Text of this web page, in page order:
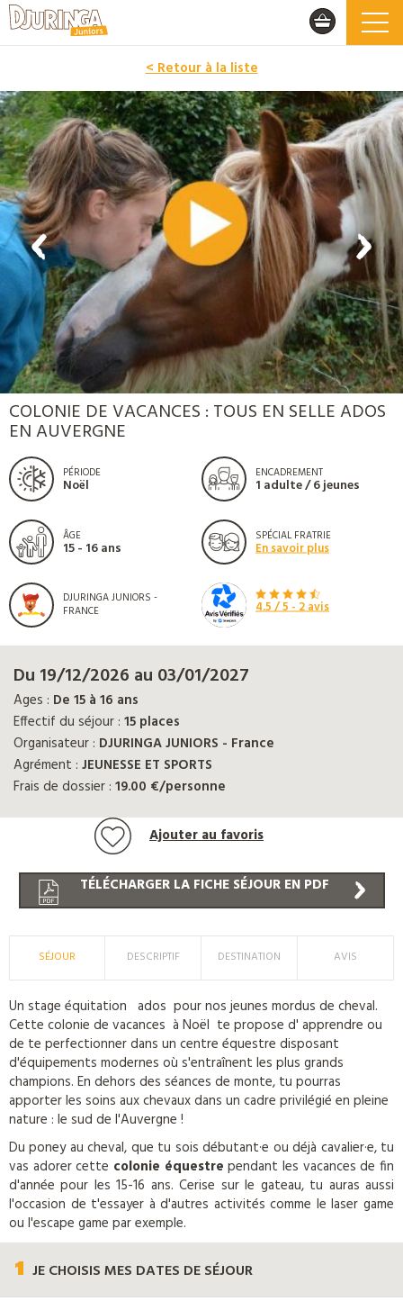
< Retour à la liste
PROMO
COLONIE DE VACANCES : TOUS EN SELLE ADOS
EN AUVERGNE
PÉRIODE
Noël
ENCADREMENT
1 adulte / 6 jeunes
ÂGE
15 - 16 ans
SPÉCIAL FRATRIE
En savoir plus
DJURINGA JUNIORS -
FRANCE
4.5/ 5 -2avis
Du 19/12/2026 au 03/01/2027
Ages : De 15 à 16 ans
Effectif du séjour : 15 places
Organisateur : DJURINGA JUNIORS - France
Agrément : JEUNESSE ET SPORTS
Frais de dossier : 19.00 €/personne
Ajouter au favoris
TÉLÉCHARGER LA FICHE SÉJOUR EN PDF
SÉJOUR DESCRIPTIF DESTINATION AVIS
Un stage équitation ados pour nos jeunes mordus de cheval.
Cette colonie de vacances à Noël te propose d' apprendre ou
de te perfectionner dans un centre équestre disposant
d'équipements modernes où s'entraînent les plus grands
champions. En dehors des séances de monte, tu pourras
apporter les soins aux chevaux dans un cadre privilégié en pleine
nature : le sud de l'Auvergne !
Du poney au cheval, que tu sois débutant·e ou déjà cavalier·e, tu
vas adorer cette colonie équestre pendant les vacances de fin
d'année pour les 15-16 ans. Cerise sur le gateau, tu auras aussi
l'occasion de t'essayer à d'autres activités comme le laser game
ou l'escape game par exemple.
1 JE CHOISISMES DATES DE SÉJOUR